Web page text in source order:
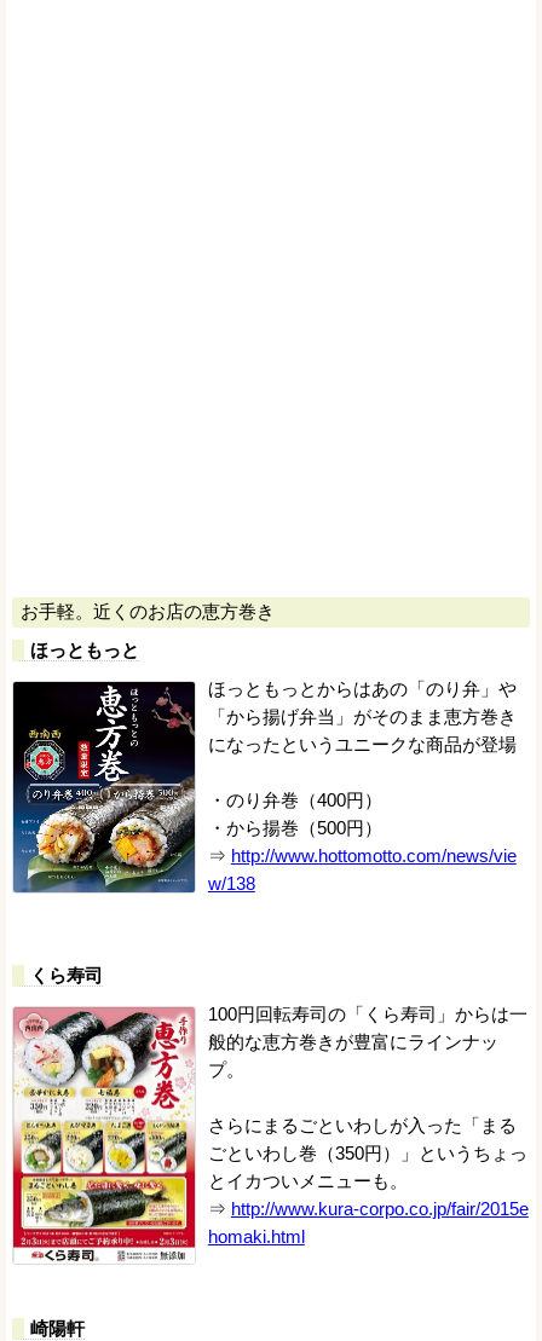
お手軽。近くのお店の恵方巻き
ほっともっと
ほっともっとからはあの「のり弁」や
「から揚げ弁当」がそのまま恵方巻き
になったというユニークな商品が登場
・のり弁巻（400円）
・から揚巻（500円）
⇒ http://www.hottomotto.com/news/vie
w/138
くら寿司
100円回転寿司の「くら寿司」からは一
般的な恵方巻きが豊富にラインナッ
プ。
さらにまるごといわしが入った「まる
ごといわし巻（350円）」というちょっ
とイカついメニューも。
⇒ http://www.kura-corpo.co.jp/fair/2015e
homaki.html
崎陽軒